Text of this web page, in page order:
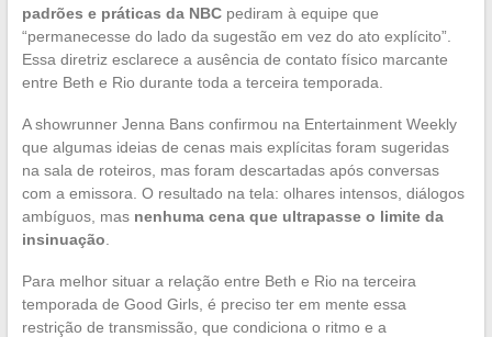
padrões e práticas da NBCpediram à equipe que
“permanecesse do lado da sugestão em vez do ato explícito”.
Essa diretriz esclarece a ausência de contato físico marcante
entre Beth e Rio durante toda a terceira temporada.
A showrunner Jenna Bans confirmou na Entertainment Weekly
que algumas ideias de cenas mais explícitas foram sugeridas
na sala de roteiros, mas foram descartadas após conversas
com a emissora. O resultado na tela: olhares intensos, diálogos
ambíguos, mas nenhuma cena que ultrapasse o limite da
insinuação
Para melhor situar a relação entre Beth e Rio na terceira
temporada de Good Girls, é preciso ter em mente essa
restrição de transmissão, que condiciona o ritmo e a